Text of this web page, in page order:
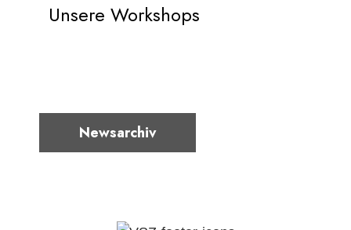
Unsere Workshops
Newsarchiv